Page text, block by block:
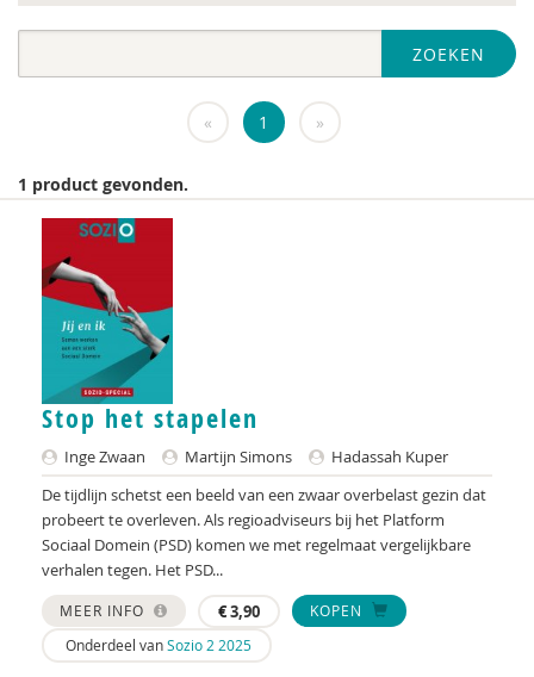
diverse
Fier
GREVIO
het Regeringscommissariaat seksueel
grensoverschrijdend gedrag en seksueel geweld
huisarts
KNMG
Landelijk Kenniscentrum LVB
LIDIE
Maatschappelijk Impact Team
Mariëlle Bruning
Mentale gezondheidsnetwerken
ZOEKEN
« 1 »
1 product gevonden.
Stop het stapelen
Inge Zwaan Martijn Simons
Hadassah Kuper
De tijdlijn schetst een beeld van een zwaar overbelast gezin dat
probeert te overleven. Als regioadviseurs bij het Platform
Sociaal Domein (PSD) komen we met regelmaat vergelijkbare
verhalen tegen. Het PSD...
MEER INFO €3,90
KOPEN
Onderdeel vanSozio 2 2025